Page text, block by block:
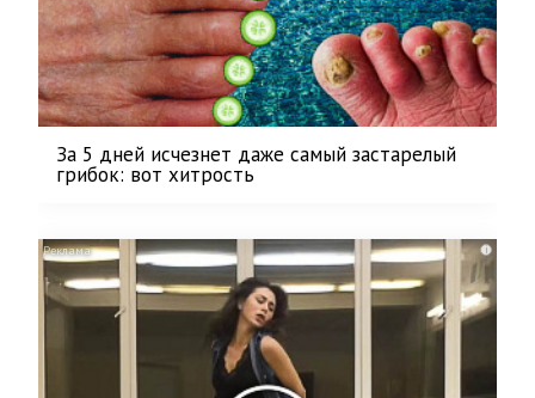
За 5 дней исчезнет даже самый застарелый
грибок: вот хитрость
i